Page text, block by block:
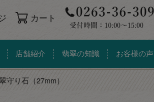
カート
店舗紹介 翡翠の知識 お客様の声
り石（27mm）